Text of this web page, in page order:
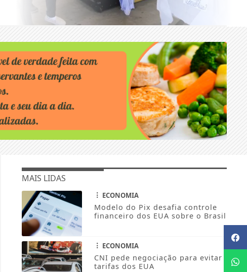
MAIS LIDAS
ECONOMIA
Modelo do Pix desafia controle
financeiro dos EUA sobre o Brasil
ECONOMIA
CNI pede negociação para evitar
tarifas dos EUA